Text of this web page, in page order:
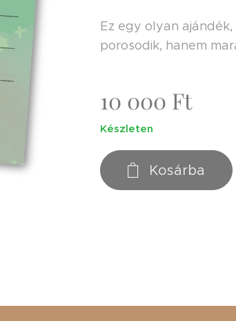
Ez egy olyan
porosodik, hanem
10 000 Ft
Készleten
Kosárba